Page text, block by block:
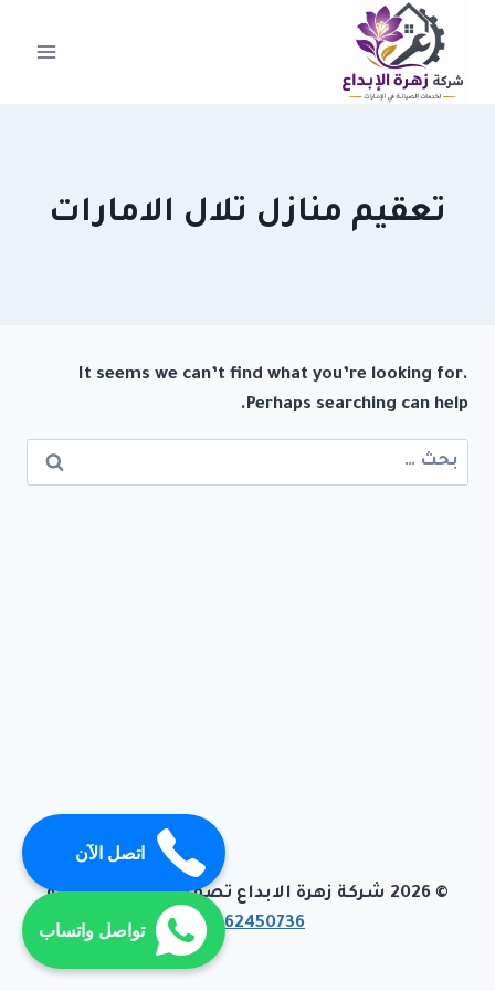
التجاوز
المحتوى
تعقيم منازل تلال الامارات
It seems we can’t find what you’re looking for.
Perhaps searching can help.
البحث
عن:
© 2026 شركة زهرة الابداع تصميم وبرمجة تيفاجو
01062450736
اتصل الآن
تواصل واتساب